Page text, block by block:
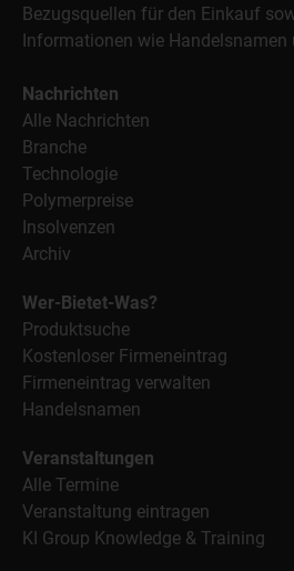
Bezugsquellen für den Einkauf
Informationen wie
Nachrichten
Alle Nachrichten
Branche
Technologie
Polymerpreise
Insolvenzen
Archiv
Wer-Bietet-Was?
Produktsuche
Kostenloser Firmeneintrag
Firmeneintrag verwalten
Handelsnamen
Veranstaltungen
Alle Termine
Veranstaltung eintragen
KI Group Knowledge & Training